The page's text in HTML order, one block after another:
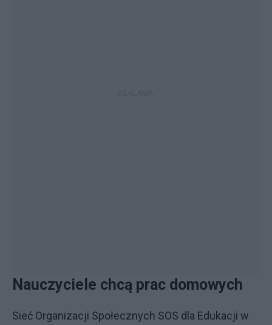
Nauczyciele chcą prac domowych
Sieć Organizacji Społecznych SOS dla Edukacji w